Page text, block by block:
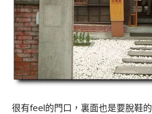
很有feel的門口，裏面也是要脫鞋的